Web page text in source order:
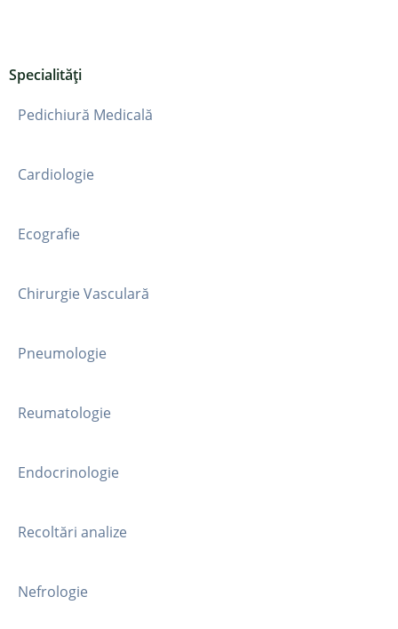
Specialități
Pedichiură Medicală
Cardiologie
Ecografie
Chirurgie Vasculară
Pneumologie
Reumatologie
Endocrinologie
Recoltări analize
Nefrologie